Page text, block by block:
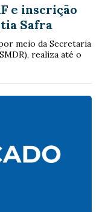
e inscrição
Safra
meio da Secretaria
realiza até o